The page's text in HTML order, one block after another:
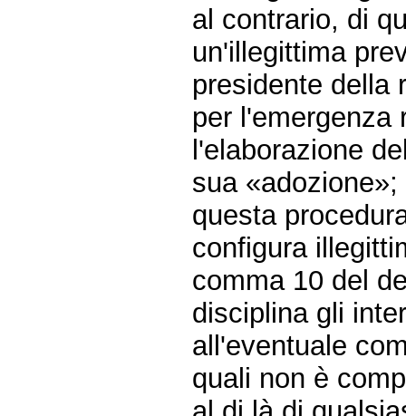
al contrario, di
un'illegittima
presidente della
per l'emergenza
l'elaborazione
sua «adozione»;
questa
configura
comma 10 del
disciplina gli
all'eventuale
quali non è